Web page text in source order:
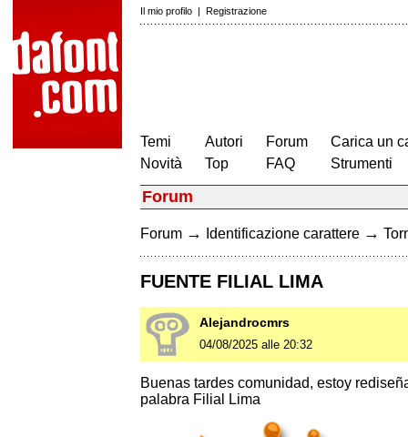
Il mio profilo | Registrazione
Temi
Novità
Autori
Top
Forum
FAQ
Carica un
Strumenti
Forum
Forum → Identificazione carattere →
FUENTE FILIAL LIMA
Alejandrocmrs
04/08/2025 alle 20:32
Buenas tardes comunidad, estoy
palabra Filial Lima